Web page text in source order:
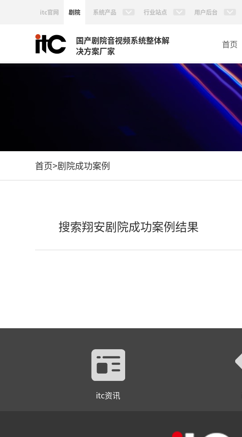
itc官网 剧院 系统产品 行业站点 用户后台
国产剧院音视频系统整体解
决方案厂家
首页
首页>剧院成功案例
搜索翔安剧院成功案例结果
itc资讯